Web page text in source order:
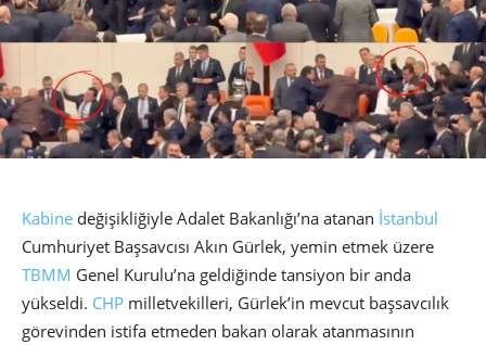
Kabine değişikliğiyle Adalet Bakanlığı’na atanan İstanbul
Cumhuriyet Başsavcısı Akın Gürlek, yemin etmek üzere
TBMM Genel Kurulu’na geldiğinde tansiyon bir anda
yükseldi. CHP milletvekilleri, Gürlek’in mevcut başsavcılık
görevinden istifa etmeden bakan olarak atanmasının